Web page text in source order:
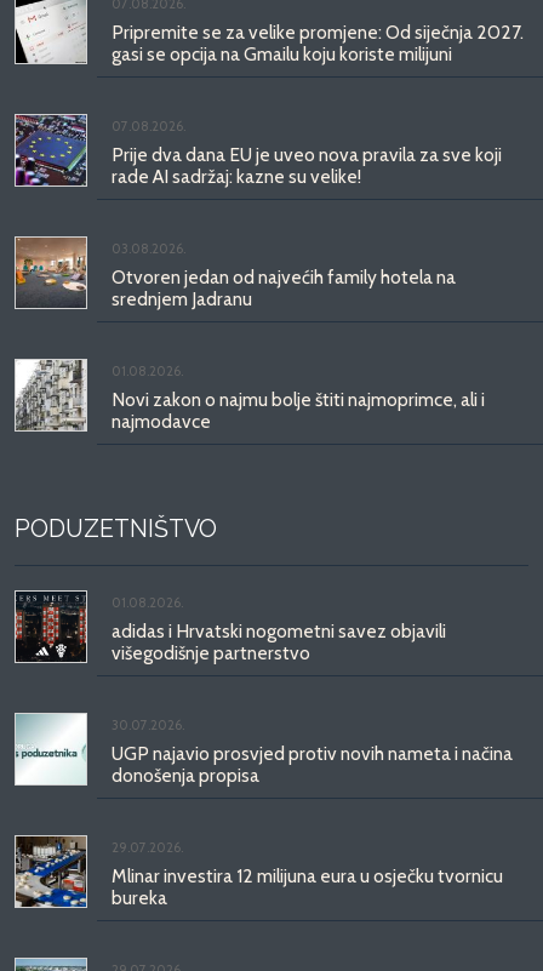
07.08.2026.
Pripremite se za velike promjene: Od siječnja 2027.
gasi se opcija na Gmailu koju koriste milijuni
07.08.2026.
Prije dva dana EU je uveo nova pravila za sve koji
rade AI sadržaj: kazne su velike!
03.08.2026.
Otvoren jedan od najvećih family hotela na
srednjem Jadranu
01.08.2026.
Novi zakon o najmu bolje štiti najmoprimce, ali i
najmodavce
PODUZETNIŠTVO
01.08.2026.
adidas i Hrvatski nogometni savez objavili
višegodišnje partnerstvo
30.07.2026.
UGP najavio prosvjed protiv novih nameta i načina
donošenja propisa
29.07.2026.
Mlinar investira 12 milijuna eura u osječku tvornicu
bureka